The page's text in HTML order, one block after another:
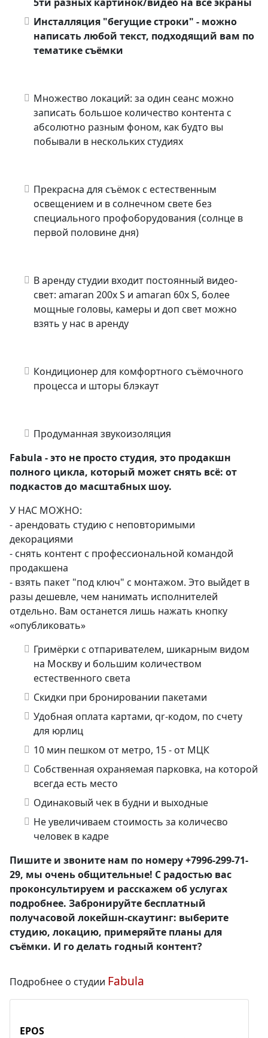
Инсталляция "бегущие строки" - можно
написать любой текст, подходящий вам по
тематике съёмки
Множество локаций: за один сеанс можно
записать большое количество контента с
абсолютно разным фоном, как будто вы
побывали в нескольких студиях
Прекрасна для съёмок с естественным
освещением и в солнечном свете без
специального профоборудования (солнце в
первой половине дня)
В аренду студии входит постоянный видео-
свет: amaran 200x S и amaran 60x S, более
мощные головы, камеры и доп свет можно
взять у нас в аренду
Кондиционер для комфортного съёмочного
процесса и шторы блэкаут
Продуманная звукоизоляция
Fabula - это не просто студия, это продакшн
полного цикла, который может снять всё: от
подкастов до масштабных шоу.
У НАС МОЖНО:
- арендовать студию с неповторимыми
декорациями
- снять контент с профессиональной командой
продакшена
- взять пакет "под ключ" с монтажом. Это выйдет в
разы дешевле, чем нанимать исполнителей
отдельно. Вам останется лишь нажать кнопку
«опубликовать»
Гримёрки с отпаривателем, шикарным видом
на Москву и большим количеством
естественного света
Скидки при бронировании пакетами
Удобная оплата картами, qr-кодом, по счету
для юрлиц
10 мин пешком от метро, 15 - от МЦК
Собственная охраняемая парковка, на которой
всегда есть место
Одинаковый чек в будни и выходные
Не увеличиваем стоимость за количесво
человек в кадре
Пишите и звоните нам по номеру +7996-299-71-
29, мы очень общительные! С радостью вас
проконсультируем и расскажем об услугах
подробнее. Забронируйте бесплатный
получасовой локейшн-скаутинг: выберите
студию, локацию, примеряйте планы для
съёмки. И го делать годный контент?
Подробнее о студии Fabula
EPOS